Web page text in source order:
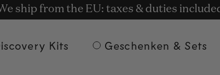
Bezorging bij bestellingen van € 135 en
ship from the EU: taxes & duties
rewards for shopping with
Kits Geschenken & Sets